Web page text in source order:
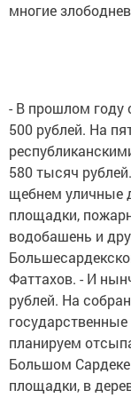
многие
- В прошлом году
500 рублей. На
580 тысяч
щебнем уличные
площадки,
водобашень и
Фаттахов. - И
рублей. На
планируем
Большом Сардеке
площадки, в